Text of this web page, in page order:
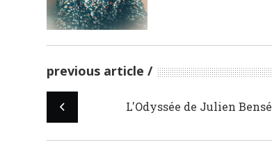
previous article
L'Odyssée de Julien Bensé